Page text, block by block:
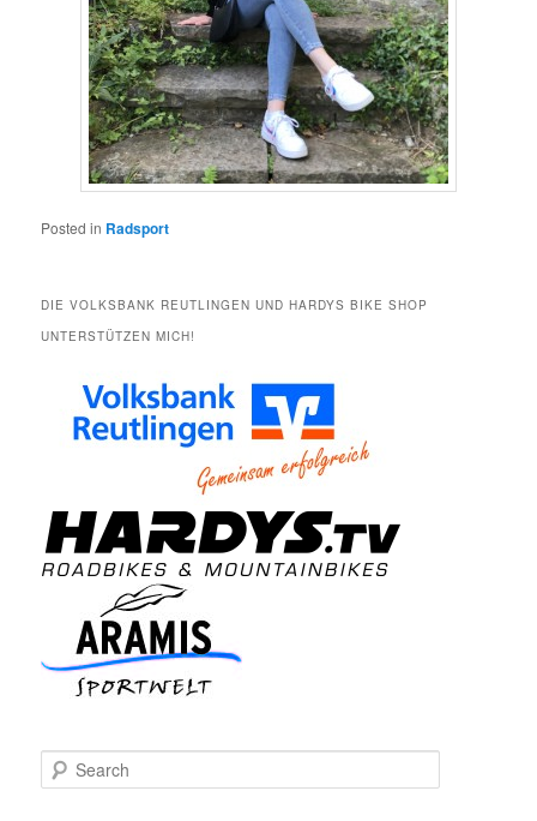
Posted in Radsport
DIE VOLKSBANK REUTLINGEN UND HARDYS BIKE SHOP
UNTERSTÜTZEN MICH!
e